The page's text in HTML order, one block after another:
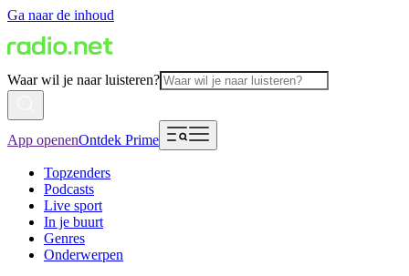
Ga naar de inhoud
Waar wil je naar luisteren?
App openenOntdek Prime
Topzenders
Podcasts
Live sport
In je buurt
Genres
Onderwerpen